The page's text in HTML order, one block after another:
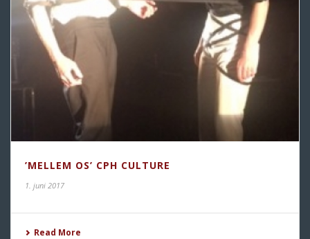
’MELLEM OS’ CPH CULTURE
1. juni 2017
Read More